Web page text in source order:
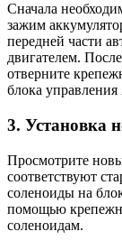
Сначала
зажим
передней части
двигателем.
отверните
блока
3. Установка
Просмотрите
соответствуют
соленоиды на
помощью
соленоидам.